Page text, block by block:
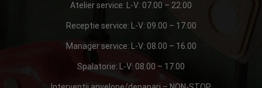
Atelier service: L-V: 07.00 – 22.00
Receptie service: L-V: 09.00 – 17.00
Manager service: L-V: 08.00 – 16.00
Spalatorie: L-V: 08.00 – 17.00